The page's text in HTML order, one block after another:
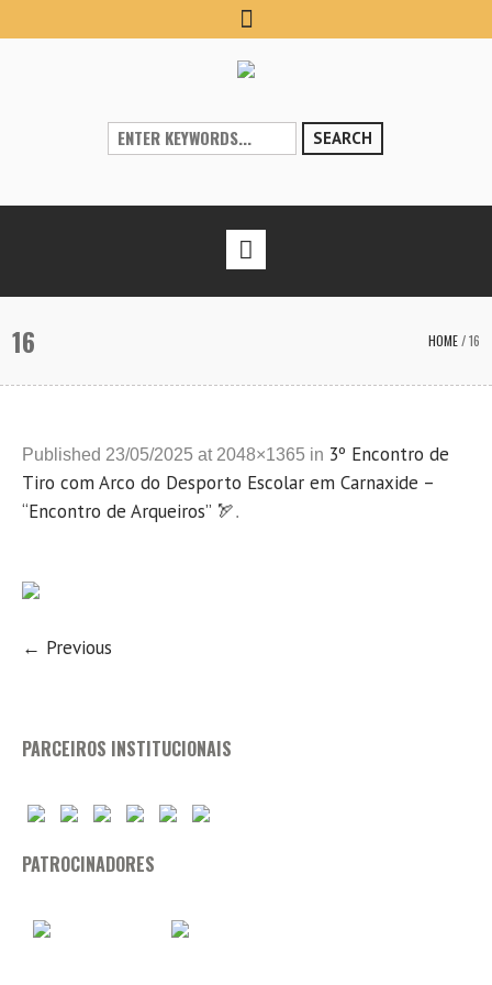
SEARCH
16 HOME/16
Published 23/05/2025 at 2048×1365 in 3º Encontro de
Tiro com Arco do Desporto Escolar em Carnaxide –
“Encontro de Arqueiros” 🏹.
← Previous
PARCEIROS INSTITUCIONAIS
PATROCINADORES